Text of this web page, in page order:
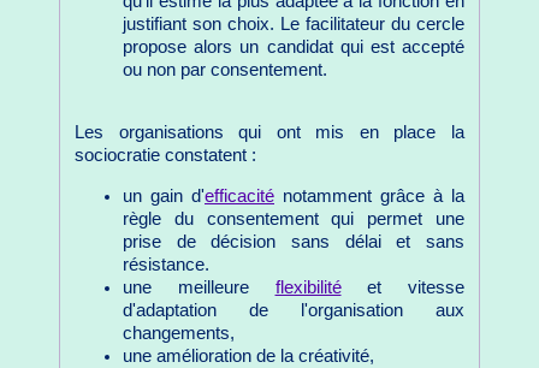
justifiant son choix. Le facilitateur du cercle
propose alors un candidat qui est accepté
ou non par consentement.
Les organisations qui ont mis en place la
sociocratie constatent :
un gain d'efficacité notamment grâce à la
règle du consentement qui permet une
prise de décision sans délai et sans
résistance.
une meilleure flexibilitéet vitesse
d'adaptation de l'organisation aux
changements,
une amélioration de la créativité,